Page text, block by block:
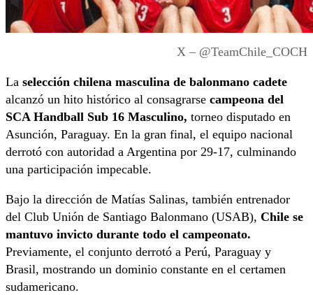
X – @TeamChile_COCH
La selección chilena masculina de balonmano cadete
alcanzó un hito histórico al consagrarse campeona del
SCA Handball Sub 16 Masculino, torneo disputado en
Asunción, Paraguay. En la gran final, el equipo nacional
derrotó con autoridad a Argentina por 29-17, culminando
una participación impecable.
Bajo la dirección de Matías Salinas, también entrenador
del Club Unión de Santiago Balonmano (USAB), Chile se
mantuvo invicto durante todo el campeonato.
Previamente, el conjunto derrotó a Perú, Paraguay y
Brasil, mostrando un dominio constante en el certamen
sudamericano.